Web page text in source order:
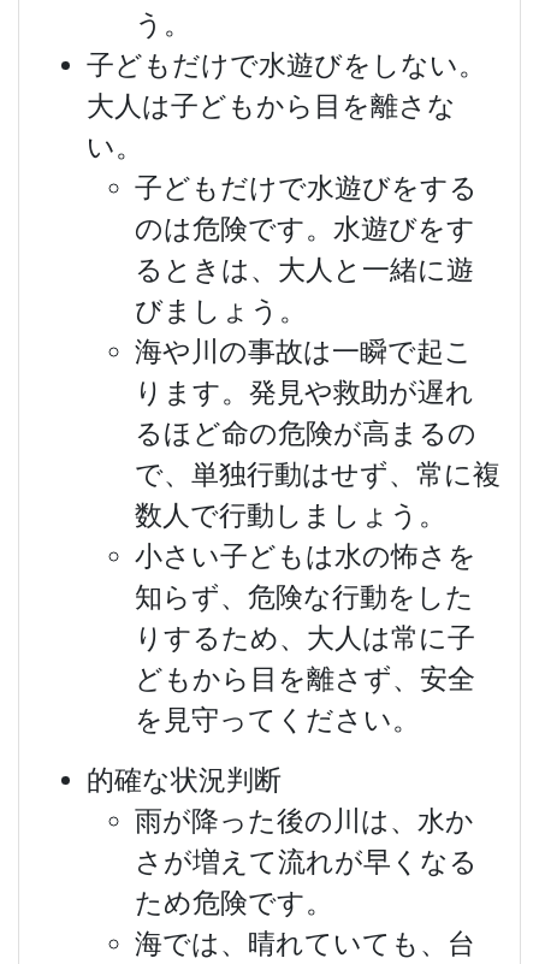
う。
子どもだけで水遊びをしない。
大人は子どもから目を離さな
い。
子どもだけで水遊びをする
のは危険です。水遊びをす
るときは、大人と一緒に遊
びましょう。
海や川の事故は一瞬で起こ
ります。発見や救助が遅れ
るほど命の危険が高まるの
で、単独行動はせず、常に複
数人で行動しましょう。
小さい子どもは水の怖さを
知らず、危険な行動をした
りするため、大人は常に子
どもから目を離さず、安全
を見守ってください。
的確な状況判断
雨が降った後の川は、水か
さが増えて流れが早くなる
ため危険です。
海では、晴れていても、台